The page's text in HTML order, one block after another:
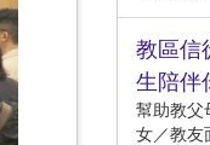
教區信
生陪伴
幫助教父
女／教友